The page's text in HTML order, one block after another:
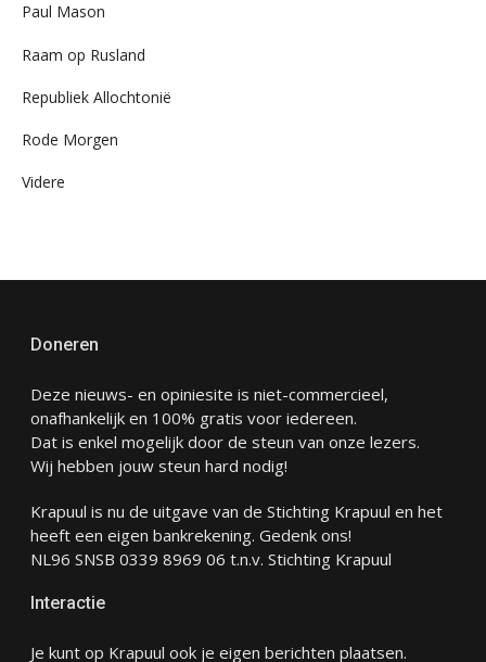
Paul Mason
Raam op Rusland
Republiek Allochtonië
Rode Morgen
Videre
Doneren
Deze nieuws- en opiniesite is niet-commercieel,
onafhankelijk en 100% gratis voor iedereen.
Dat is enkel mogelijk door de steun van onze lezers.
Wij hebben jouw steun hard nodig!
Krapuul is nu de uitgave van de Stichting Krapuul en het
heeft een eigen bankrekening. Gedenk ons!
NL96 SNSB 0339 8969 06 t.n.v. Stichting Krapuul
Interactie
Je kunt op Krapuul ook je eigen berichten plaatsen.